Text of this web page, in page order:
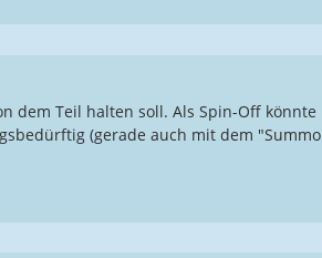
dem Teil halten soll. Als Spin-Off
(gerade auch mit dem